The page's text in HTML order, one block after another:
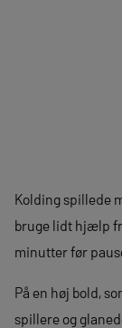
Kolding spillede
bruge lidt hjælp
minutter før
På en høj bold,
spillere og